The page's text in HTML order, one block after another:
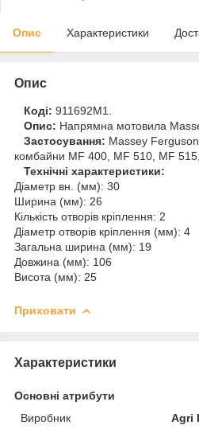
Опис Характеристики
Опис
Коді: 911692M1.
Опис: Напрямна мотовила
Застосування: Massey
комбайни MF 400, MF 510, MF
Технічні характеристики:
Діаметр вн. (мм): 30
Ширина (мм): 26
Кількість отворів кріплення: 2
Діаметр отворів кріплення (мм): 4
Загальна ширина (мм): 19
Довжина (мм): 106
Висота (мм): 25
Приховати
Характеристики
Основні атрибути
Виробник
Agri